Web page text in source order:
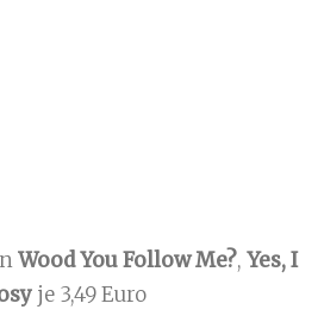
Wood You Follow Me?, Yes, I
je 3,49 Euro